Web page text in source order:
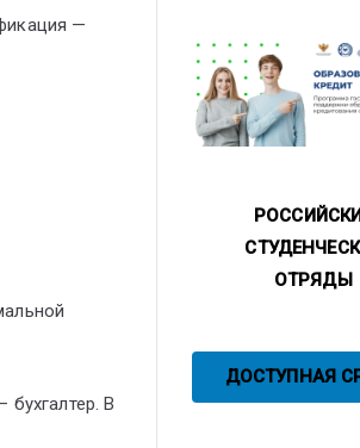
—
В
ОТРЯДЫ
ДОСТУПНАЯ